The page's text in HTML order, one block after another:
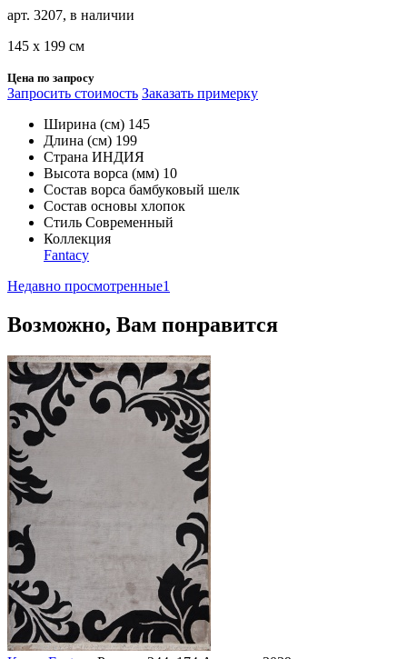
арт. 3207, в наличии
145 х 199 см
Цена по запросу
Запросить стоимость Заказать примерку
Ширина (см) 145
Длина (см) 199
Страна ИНДИЯ
Высота ворса (мм) 10
Состав ворса бамбуковый шелк
Состав основы хлопок
Стиль Современный
Коллекция
Fantacy
Недавно просмотренные1
Возможно, Вам понравится